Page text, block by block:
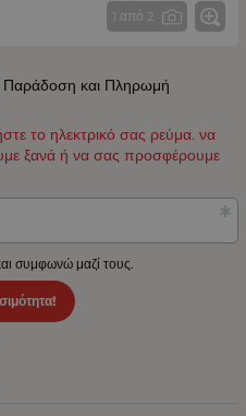
1 από 2
Παράδοση και Πληρωμή
το ηλεκτρικό σας ρεύμα. να
ξανά ή να σας προσφέρουμε
συμφωνώ μαζί τους.